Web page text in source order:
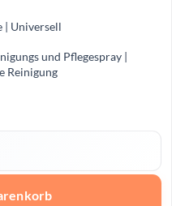
| Universell
und Pfle­ge­spray |
Reinigung